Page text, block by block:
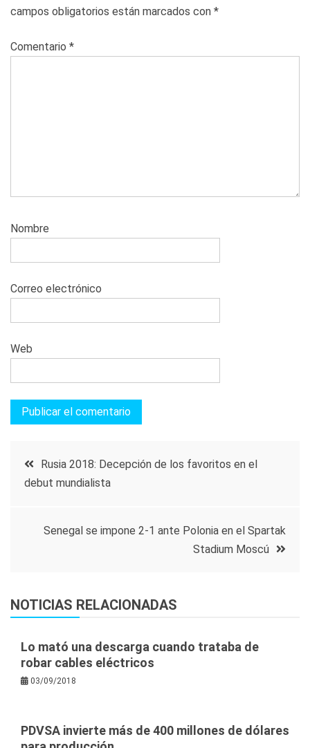
campos obligatorios están marcados con *
Comentario *
Nombre
Correo electrónico
Web
Navegación
entradas
Rusia 2018: Decepción de los favoritos en el
debut mundialista
Senegal se impone 2-1 ante Polonia en el Spartak
Stadium Moscú
NOTICIAS RELACIONADAS
Lo mató una descarga cuando trataba de
robar cables eléctricos
03/09/2018
PDVSA invierte más de 400 millones de dólares